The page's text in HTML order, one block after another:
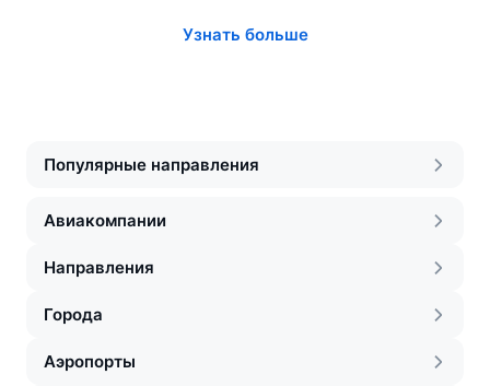
Узнать больше
Популярные направления
Авиакомпании
Направления
Города
Аэропорты